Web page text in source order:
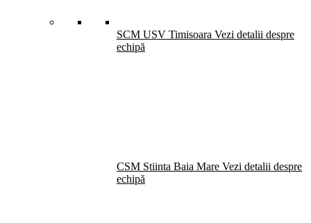
SCM USV Timisoara Vezi detalii despre
echipă
CSM Stiinta Baia Mare Vezi detalii despre
echipă